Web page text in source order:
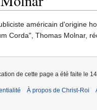
américain d'origine
Corda", Thomas Molnar,
de cette page a été faite le
À propos de Christ-Roi